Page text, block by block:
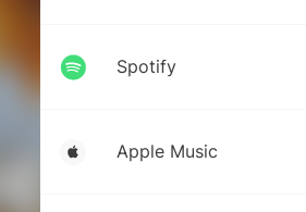
Spotify
Apple Music